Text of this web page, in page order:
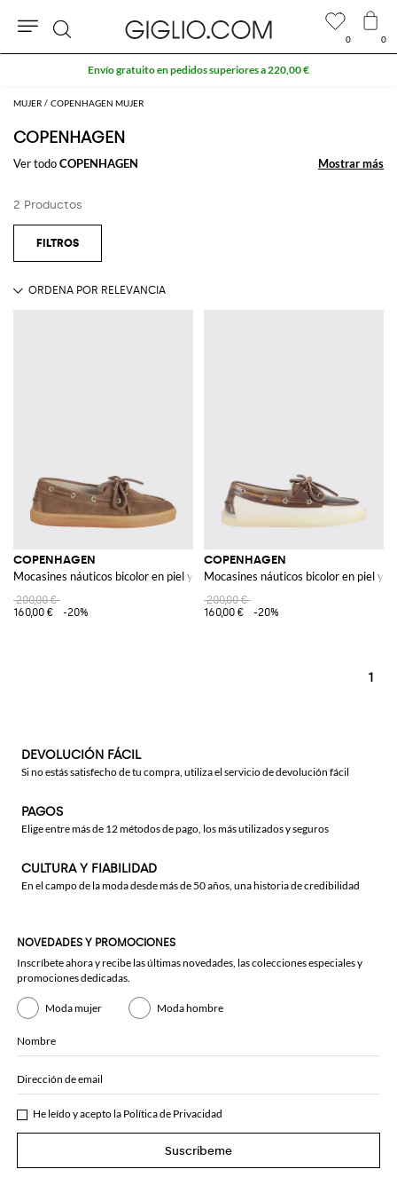
MUJER COPENHAGEN MUJER
COPENHAGEN
Ver todoCOPENHAGEN Mostrar más
Mostrar más
2 Productos
COPENHAGEN
Mocasines náuticos bicolor en piel y lona
200,00 €
160,00 €
-20%
COPENHAGEN
Mocasines náuticos bicolor en piel y
200,00 €
160,00 €
-20%
1
0 0
Buscar
Envío gratuito en pedidos superiores a 220,00 €
DEVOLUCIÓN FÁCIL
Si no estás satisfecho de tu compra, utiliza el servicio de devolución fácil
PAGOS
Elige entre más de 12 métodos de pago, los más utilizados y seguros
CULTURA Y FIABILIDAD
En el campo de la moda desde más de 50 años, una historia de credibilidad
NOVEDADES Y PROMOCIONES
Inscríbete ahora y recibe las últimas novedades, las colecciones especiales y
promociones dedicadas.
Moda mujer Moda hombre
Nombre
Dirección de email
He leído y acepto la Política de Privacidad
Suscríbeme